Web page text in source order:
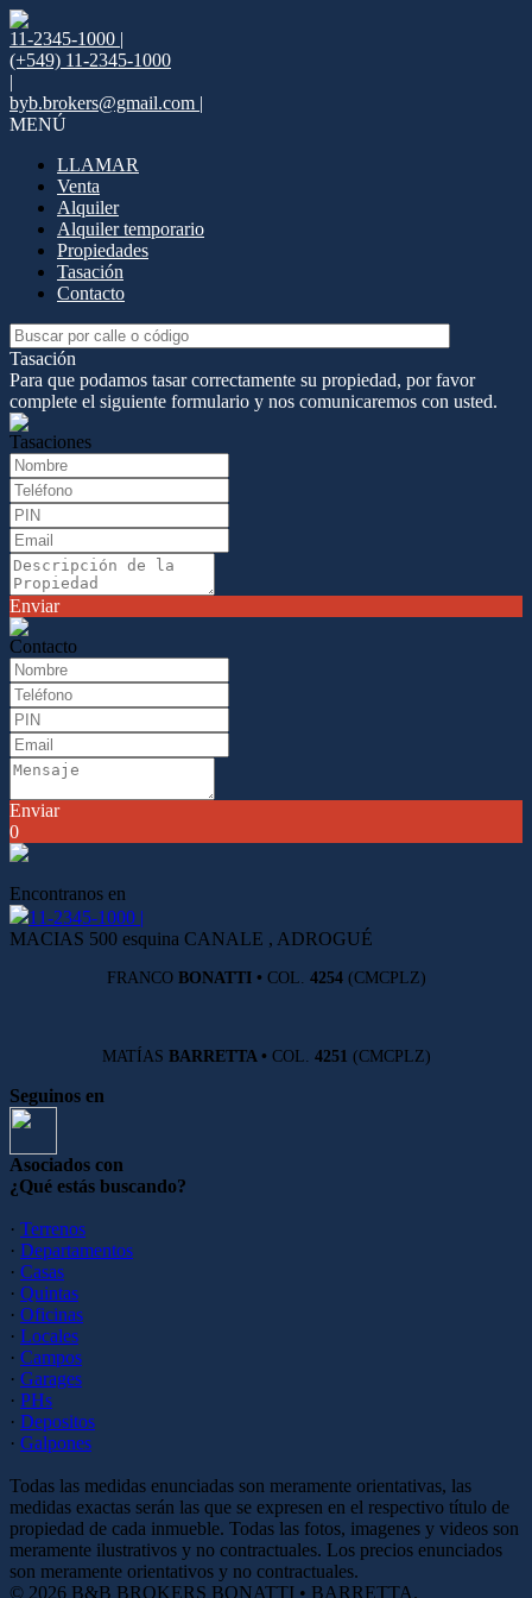
11-2345-1000 |
(+549) 11-2345-1000
|
byb.brokers@gmail.com |
MENÚ
LLAMAR
Venta
Alquiler
Alquiler temporario
Propiedades
Tasación
Contacto
Tasación
Para que podamos tasar correctamente su propiedad, por favor
complete el siguiente formulario y nos comunicaremos con usted.
Tasaciones
Enviar
Contacto
Enviar
0
Encontranos en
11-2345-1000 |
MACIAS 500 esquina CANALE , ADROGUÉ
FRANCO BONATTI • COL. 4254(CMCPLZ)
MATÍAS BARRETTA • COL. 4251 (CMCPLZ)
Seguinos en
Asociados con
¿Qué estás buscando?
· Terrenos
· Departamentos
· Casas
· Quintas
· Oficinas
· Locales
· Campos
· Garages
· PHs
· Depositos
· Galpones
Todas las medidas enunciadas son meramente orientativas, las
medidas exactas serán las que se expresen en el respectivo título de
propiedad de cada inmueble. Todas las fotos, imagenes y videos son
meramente ilustrativos y no contractuales. Los precios enunciados
son meramente orientativos y no contractuales.
© 2026 B&B BROKERS BONATTI • BARRETTA.